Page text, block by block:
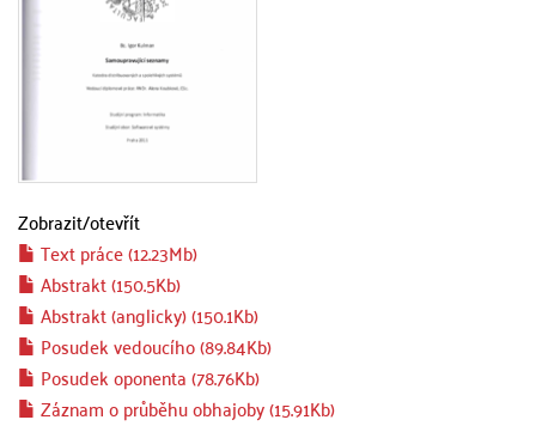
Zobrazit/otevřít
Text práce (12.23Mb)
Abstrakt (150.5Kb)
Abstrakt (anglicky) (150.1Kb)
Posudek vedoucího (89.84Kb)
Posudek oponenta (78.76Kb)
Záznam o průběhu obhajoby (15.91Kb)